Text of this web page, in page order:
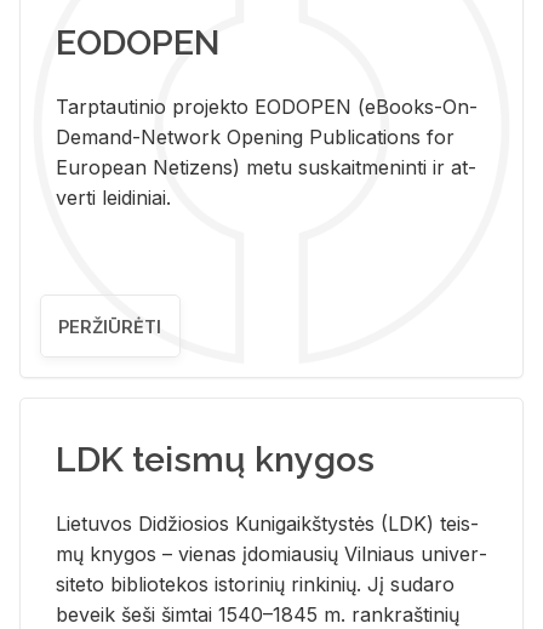
EODOPEN
Tarp­tau­ti­nio pro­jek­to EO­DO­PEN (eBo­oks-On-
De­mand-Ne­twork Ope­ning Pub­li­ca­tions for
Eu­ro­pe­an Ne­ti­zens) metu su­skait­me­nin­ti ir at­
ver­ti lei­di­niai.
PERŽIŪRĖTI
LDK teismų knygos
Lie­tu­vos Di­džio­sios Ku­ni­gaikš­tys­tės (LDK) teis­
mų kny­gos – vie­nas įdo­miau­sių Vil­niaus uni­ver­
si­te­to bi­b­lio­te­kos is­to­ri­nių rin­ki­nių. Jį su­da­ro
be­veik šeši šim­tai 1540–1845 m. rank­raš­ti­nių